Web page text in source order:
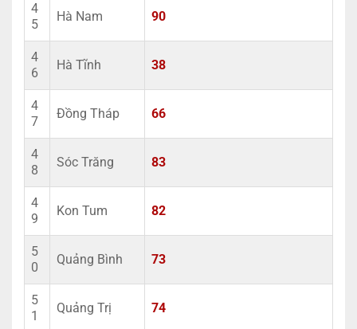
4
5
Hà Nam 90
4
6
Hà Tĩnh 38
4
7
Đồng Tháp 66
4
8
Sóc Trăng 83
4
9
Kon Tum 82
5
0
Quảng Bình 73
5
1
Quảng Trị 74